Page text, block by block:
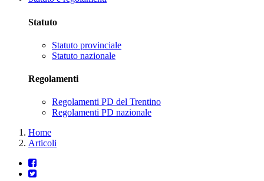
Statuto
Statuto provinciale
Statuto nazionale
Regolamenti
Regolamenti PD del Trentino
Regolamenti PD nazionale
Home
Articoli